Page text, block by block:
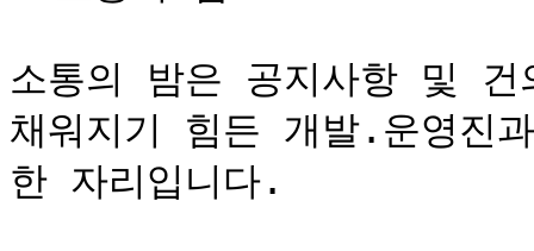
소통의 밤은 공지사항 및
채워지기 힘든 개발.운영진
한 자리입니다.